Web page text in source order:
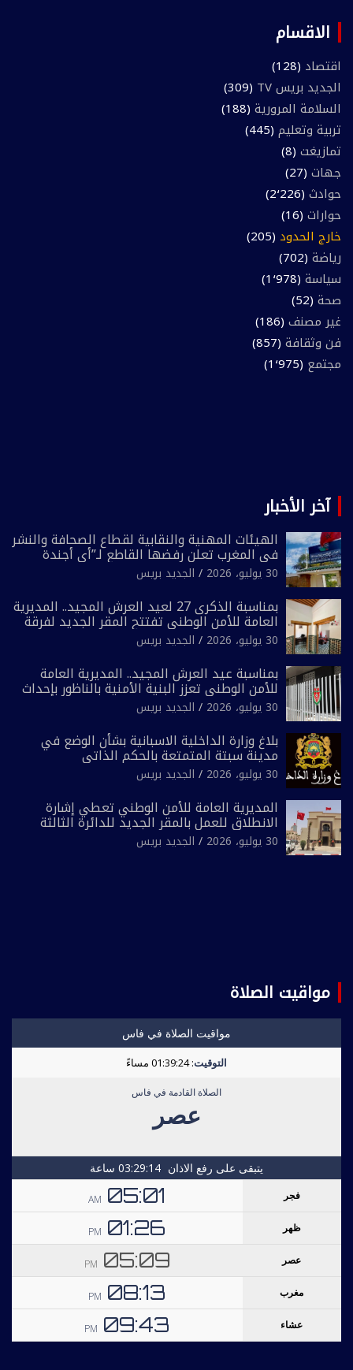
الاقسام
اقتصاد (128)
الجديد بريس TV
(309)
السلامة المرورية (188)
تربية وتعليم (445)
تمازيغت (8)
جهات (27)
حوادث (2٬226)
حوارات (16)
خارج الحدود (205)
رياضة (702)
سياسة (1٬978)
صحة (52)
غير مصنف (186)
فن وثقافة (857)
مجتمع (1٬975)
آخر الأخبار
الهيئات المهنية والنقابية لقطاع الصحافة والنشر
في المغرب تعلن رفضها القاطع لـ”أي أجندة
انتخابية مُعدة على مقاس سياسي ومصلحي
ضيق”
30 يوليو، 2026 الجديد بريس
بمناسبة الذكرى 27 لعيد العرش المجيد.. المديرية
العامة للأمن الوطني تفتتح المقر الجديد لفرقة
الشرطة السياحية بفاس
30 يوليو، 2026 الجديد بريس
بمناسبة عيد العرش المجيد.. المديرية العامة
للأمن الوطني تعزز البنية الأمنية بالناظور بإحداث
فرقتين جديدتين
30 يوليو، 2026 الجديد بريس
بلاغ وزارة الداخلية الاسبانية بشأن الوضع في
مدينة سبتة المتمتعة بالحكم الذاتي
30 يوليو، 2026 الجديد بريس
المديرية العامة للأمن الوطني تعطي إشارة
الانطلاق للعمل بالمقر الجديد للدائرة الثالثة
للشرطة بولاية أمن العيون
30 يوليو، 2026 الجديد بريس
مواقيت الصلاة